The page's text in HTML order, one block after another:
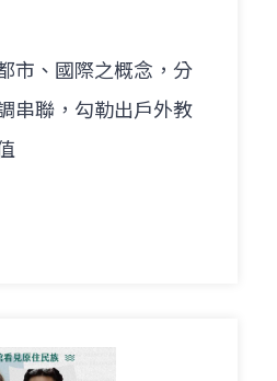
市、國際之概念，分
串聯，勾勒出戶外教